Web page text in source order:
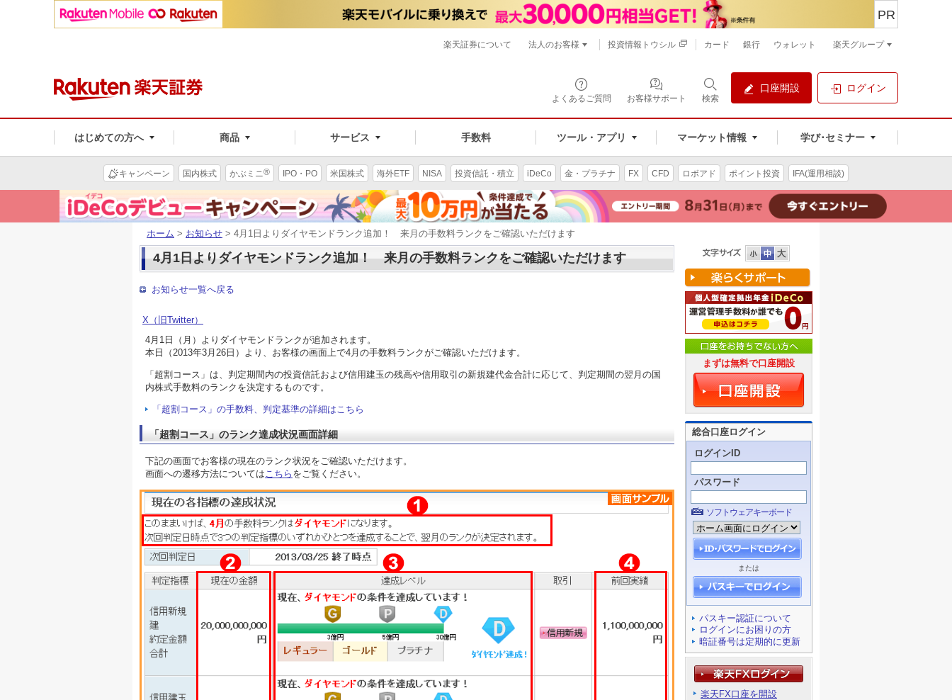
よくあるご質問 お客様サポート 検索
口座開設 ログイン
はじめての方へ 商品 サービス 手数料 ツール・アプリ マーケット情報 学び･セミナー
PR
楽天証券について 法人のお客様 投資情報トウシル カード 銀行 ウォレット 楽天グループ
キャンペーン 国内株式 かぶミニ® IPO・PO 米国株式 海外ETF NISA 投資信託・積立 iDeCo 金・プラチナ FX CFD ロボアド ポイント投資 IFA(運用相談)
ホーム > お知らせ > 4月1日よりダイヤモンドランク追加！ 来月の手数料ランクをご確認いただけます
4月1日よりダイヤモンドランク追加！ 来月の手数料ランクをご確認いただけます
お知らせ一覧へ戻る
X（旧Twitter）
4月1日（月）よりダイヤモンドランクが追加されます。
本日（2013年3月26日）より、お客様の画面上で4月の手数料ランクがご確認いただけます。
「超割コース」は、判定期間内の投資信託および信用建玉の残高や信用取引の新規建代金合計に応じて、判定期間の翌月の国
内株式手数料のランクを決定するものです。
「超割コース」の手数料、判定基準の詳細はこちら
「超割コース」のランク達成状況画面詳細
下記の画面でお客様の現在のランク状況をご確認いただけます。
画面への遷移方法については こちら をご覧ください。
まずは無料で口座開設
総合口座ログイン
ログインID
パスワード
ソフトウェアキーボード
または
パスキー認証について
ログインにお困りの方
暗証番号は定期的に更新
楽天FX口座を開設